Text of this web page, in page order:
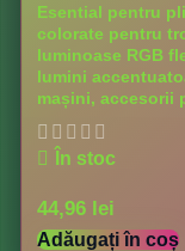
Esential pentru
colorate pentru
luminoase RGB
lumini
mașini, accesorii
În stoc
44,96 lei
Adăugați în coș